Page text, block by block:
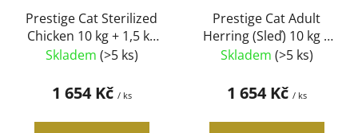
Prestige Cat Sterilized
Chicken 10 kg + 1,5 kg
ZDARMA
Skladem (>5 ks)
1 654 Kč / ks
Prestige Cat Adult
Herring (Sleď) 10 kg +
1,5 kg ZDARMA
Skladem (>5 ks)
1 654 Kč / ks